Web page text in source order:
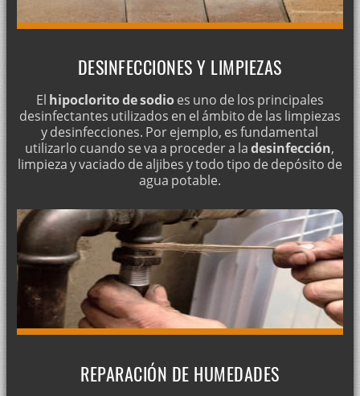
DESINFECCIONES Y LIMPIEZAS
El hipoclorito de sodioes uno de los principales
desinfectantes utilizados en el ámbito de las limpiezas
y desinfecciones. Por ejemplo, es fundamental
utilizarlo cuando se va a proceder a ladesinfección,
limpieza y vaciado de aljibes y todo tipo de depósito de
agua potable.
REPARACIÓN DE HUMEDADES